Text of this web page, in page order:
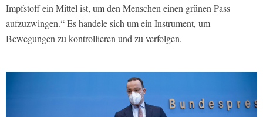
Impfstoff ein Mittel ist, um den Menschen einen grünen Pass
aufzuzwingen.“ Es handele sich um ein Instrument, um
Bewegungen zu kontrollieren und zu verfolgen.